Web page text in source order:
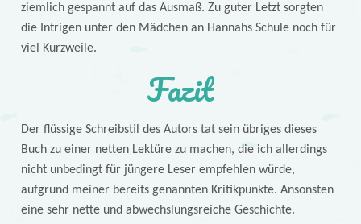
ziemlich gespannt auf das Ausmaß. Zu guter Letzt sorgten
die Intrigen unter den Mädchen an Hannahs Schule noch für
viel Kurzweile.
Fazit
Der flüssige Schreibstil des Autors tat sein übriges dieses
Buch zu einer netten Lektüre zu machen, die ich allerdings
nicht unbedingt für jüngere Leser empfehlen würde,
aufgrund meiner bereits genannten Kritikpunkte. Ansonsten
eine sehr nette und abwechslungsreiche Geschichte.